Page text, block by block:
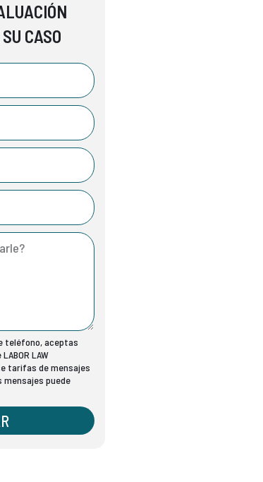
CASO
teléfono, aceptas
LAW
tarifas de mensajes
mensajes puede